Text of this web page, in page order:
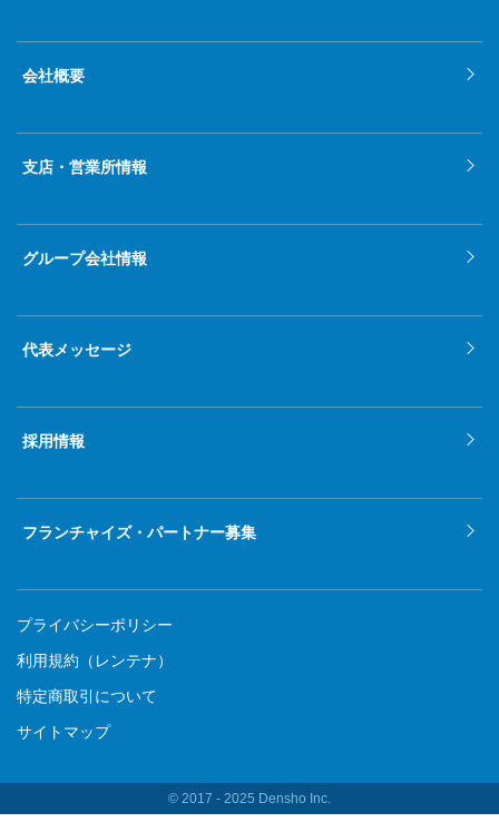
会社概要
支店・営業所情報
グループ会社情報
代表メッセージ
採用情報
フランチャイズ・パートナー募集
プライバシーポリシー
利用規約（レンテナ）
特定商取引について
サイトマップ
© 2017 ‐ 2025 Densho Inc.